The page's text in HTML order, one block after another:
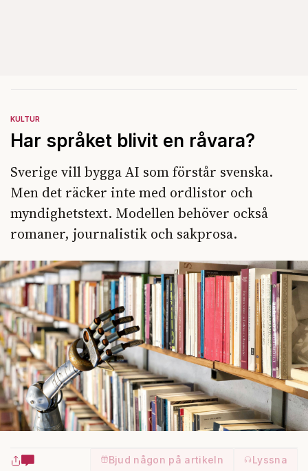
KULTUR
Har språket blivit en råvara?
Sverige vill bygga AI som förstår svenska.
Men det räcker inte med ordlistor och
myndighetstext. Modellen behöver också
romaner, journalistik och sakprosa.
Bjud någon på artikeln Lyssna